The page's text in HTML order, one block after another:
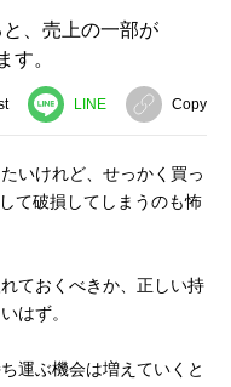
、売上の一部が
す。
LINE Copy
いけれど、せっかく買っ
て破損してしまうのも怖
ておくべきか、正しい持
はず。
運ぶ機会は増えていくと